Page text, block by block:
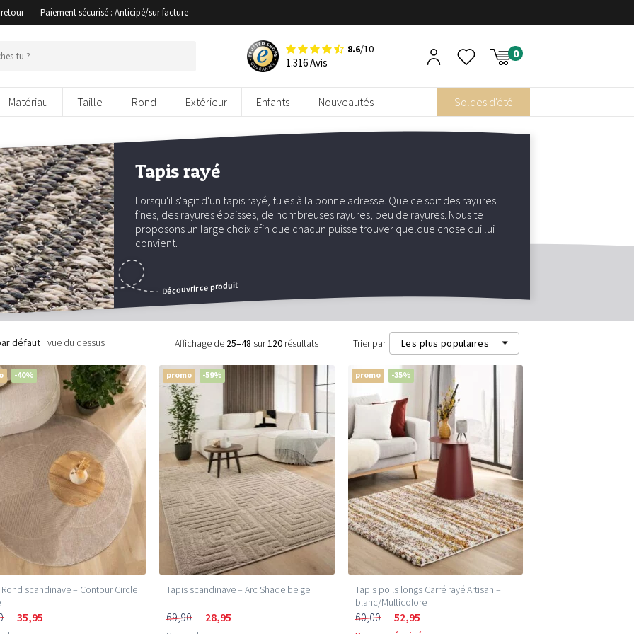
Paiement sécurisé : Anticipé/sur facture
8.6/10
1.316 Avis
Matériau Taille Rond Extérieur Enfants Nouveautés Soldes d'été
Tapis rayé
Lorsqu'il s'agit d'un tapis rayé, tu es à la bonne adresse. Que ce soit des rayures
fines, des rayures épaisses, de nombreuses rayures, peu de rayures. Nous te
proposons un large choix afin que chacun puisse trouver quelque chose qui lui
convient.
Découvrir ce produit
défaut vue du dessus Affichage de 25–48 sur120 résultats Trier par Les plus populaires
Les plus populaires
Les plus récents
Prix les plus bas (m²)
Prix les plus élevés (m²)
-40%
scandinave – Contour Circle
35,95
promo -59%
Tapis scandinave – Arc Shade beige
69,90 28,95
promo -35%
Tapis poils longs Carré rayé Artisan –
blanc/Multicolore
60,00 52,95